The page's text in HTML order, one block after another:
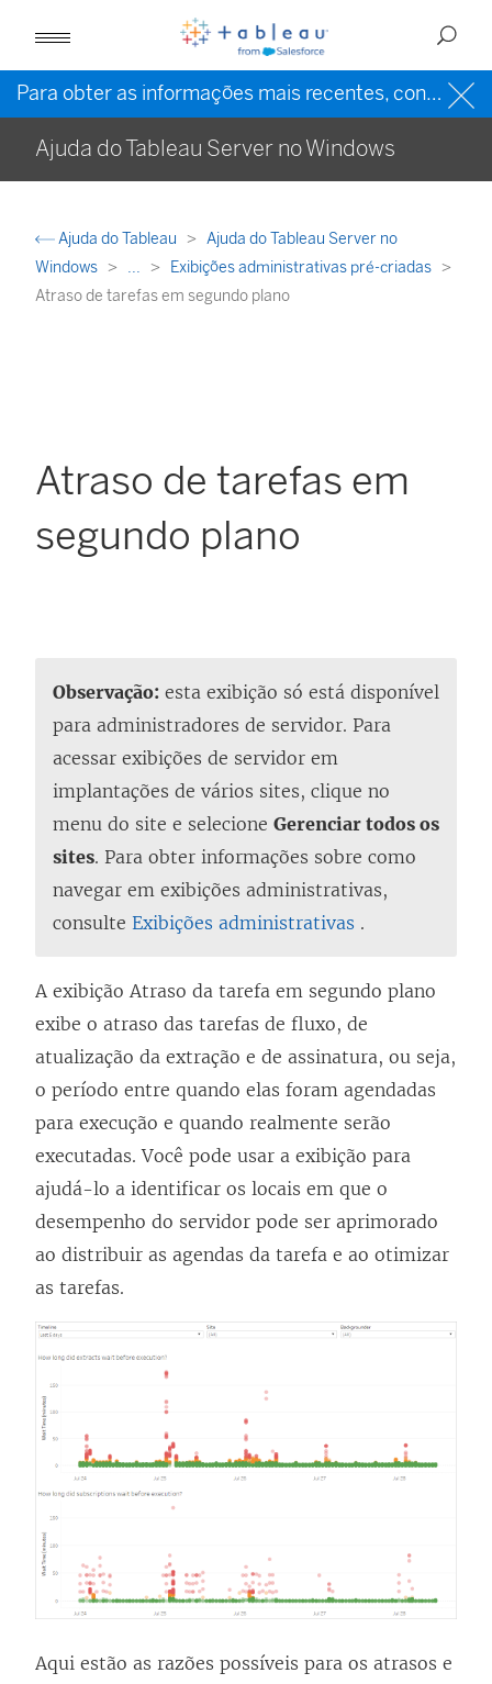
Para obter as informações mais recentes, consulte a
Ajuda do Tableau Server no Windows
Ajuda do Tableau
Ajuda do Tableau Server no
Windows
...
Exibições administrativas pré-criadas
Atraso de tarefas em segundo plano
Atraso de tarefas em
segundo plano
Observação: esta exibição só está disponível
para administradores de servidor. Para
acessar exibições de servidor em
implantações de vários sites, clique no
menu do site e selecione Gerenciar todos os
sites. Para obter informações sobre como
navegar em exibições administrativas,
consulte Exibições administrativas .
A exibição Atraso da tarefa em segundo plano
exibe o atraso das tarefas de fluxo, de
atualização da extração e de assinatura, ou seja,
o período entre quando elas foram agendadas
para execução e quando realmente serão
executadas. Você pode usar a exibição para
ajudá-lo a identificar os locais em que o
desempenho do servidor pode ser aprimorado
ao distribuir as agendas da tarefa e ao otimizar
as tarefas.
Aqui estão as razões possíveis para os atrasos e